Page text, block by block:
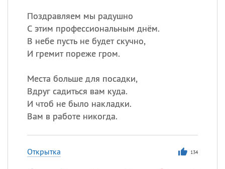
Поздравляем мы радушно
С этим профессиональным днём.
В небе пусть не будет скучно,
И гремит пореже гром.
Места больше для посадки,
Вдруг садиться вам куда.
И чтоб не было накладки.
Вам в работе никогда.
Открытка 134